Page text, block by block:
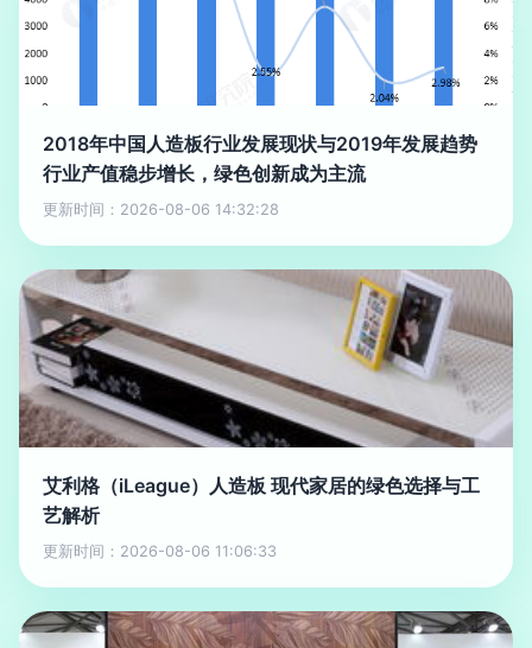
2018年中国人造板行业发展现状与2019年发展趋势
行业产值稳步增长，绿色创新成为主流
更新时间：2026-08-06 14:32:28
艾利格（iLeague）人造板 现代家居的绿色选择与工
艺解析
更新时间：2026-08-06 11:06:33